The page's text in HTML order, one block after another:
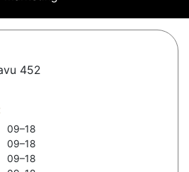
452
09–18
09–18
09–18